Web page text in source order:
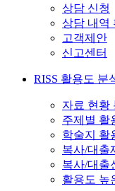
상담 신청
상담 내역
고객제안
신고센터
RISS 활용도 분
자료 현황
주제별 활
학술지 활
복사/대출
복사/대출
활용도 높